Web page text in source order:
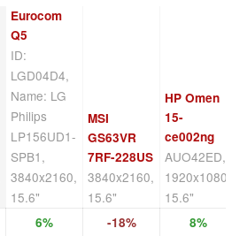
Eurocom
Q5
ID:
LGD04D4,
Name: LG
Philips
LP156UD1-
SPB1,
3840x2160,
15.6"
MSI
GS63VR
7RF-228US
3840x2160,
15.6"
HP Omen
15-
ce002ng
AUO42ED,
1920x1080,
15.6"
6% -18% 8%